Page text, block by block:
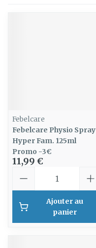
Febelcare
Febelcare Physio Spray
Hyper Fam. 125ml
Promo -3€
11,99 €
Ajouter au
panier